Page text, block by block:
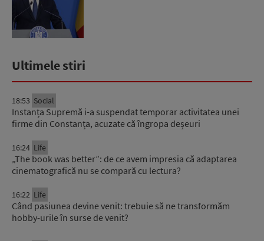
Ultimele stiri
18:53 Social
Instanța Supremă i-a suspendat temporar activitatea unei
firme din Constanța, acuzate că îngropa deșeuri
16:24 Life
„The book was better”: de ce avem impresia că adaptarea
cinematografică nu se compară cu lectura?
16:22 Life
Când pasiunea devine venit: trebuie să ne transformăm
hobby-urile în surse de venit?